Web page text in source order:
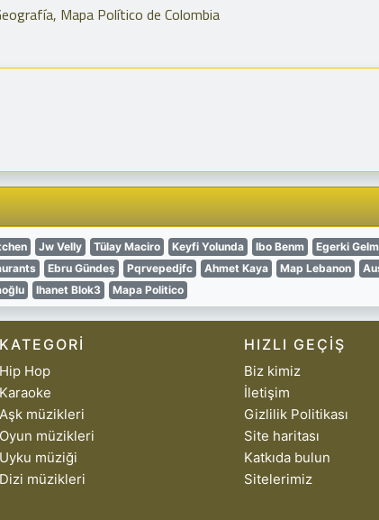
Mapa Político de Colombia
Jw Velly Tülay Maciro Keyfi Yolunda Ibo Benm Egerki
Ebru Gündeş Pqrvepedjfc Ahmet Kaya Map Lebanon
Ihanet Blok3 Mapa Politico
KATEGORI
Hip Hop
Karaoke
Aşk müzikleri
Oyun müzikleri
Uyku müziği
Dizi müzikleri
HIZLI GEÇIŞ
Biz kimiz
İletişim
Gizlilik Politikası
Site haritası
Katkıda bulun
Sitelerimiz